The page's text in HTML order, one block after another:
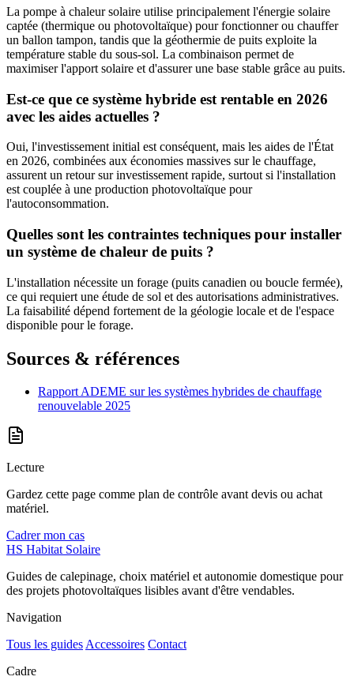
La pompe à chaleur solaire utilise principalement l'énergie solaire
captée (thermique ou photovoltaïque) pour fonctionner ou chauffer
un ballon tampon, tandis que la géothermie de puits exploite la
température stable du sous-sol. La combinaison permet de
maximiser l'apport solaire et d'assurer une base stable grâce au puits.
Est-ce que ce système hybride est rentable en 2026
avec les aides actuelles ?
Oui, l'investissement initial est conséquent, mais les aides de l'État
en 2026, combinées aux économies massives sur le chauffage,
assurent un retour sur investissement rapide, surtout si l'installation
est couplée à une production photovoltaïque pour
l'autoconsommation.
Quelles sont les contraintes techniques pour installer
un système de chaleur de puits ?
L'installation nécessite un forage (puits canadien ou boucle fermée),
ce qui requiert une étude de sol et des autorisations administratives.
La faisabilité dépend fortement de la géologie locale et de l'espace
disponible pour le forage.
Sources & références
Rapport ADEME sur les systèmes hybrides de chauffage
renouvelable 2025
Lecture
Gardez cette page comme plan de contrôle avant devis ou achat
matériel.
Cadrer mon cas
HS Habitat Solaire
Guides de calepinage, choix matériel et autonomie domestique pour
des projets photovoltaïques lisibles avant d'être vendables.
Navigation
Tous les guidesAccessoires Contact
Cadre